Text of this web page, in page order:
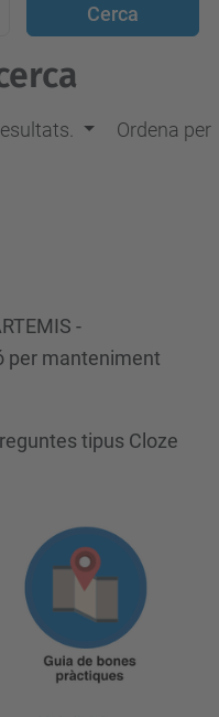
Ordena per
-
per manteniment
tipus Cloze